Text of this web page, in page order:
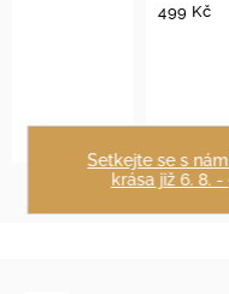
Setkejte se s
krása již 6. 8.
Do košíku